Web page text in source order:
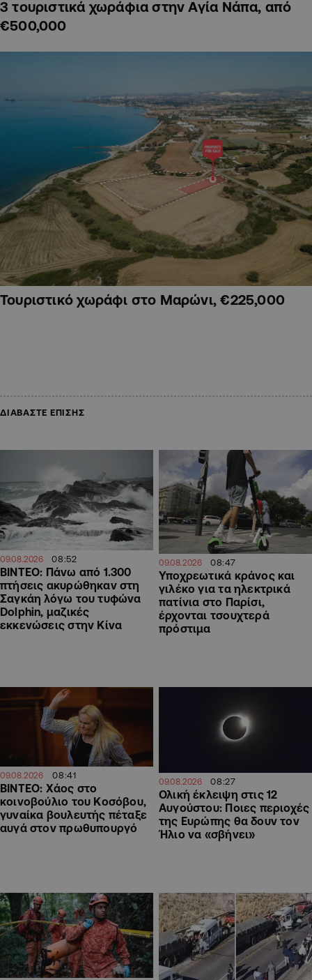
3 τουριστικά χωράφια στην Αγία Νάπα, από
€500,000
Τουριστικό χωράφι στο Μαρώνι, €225,000
ΔΙΑΒΑΣΤΕ ΕΠΙΣΗΣ
09.08.2026 08:52
ΒΙΝΤΕΟ: Πάνω από 1.300
πτήσεις ακυρώθηκαν στη
Σαγκάη λόγω του τυφώνα
Dolphin, μαζικές
εκκενώσεις στην Κίνα
09.08.2026 08:47
Υποχρεωτικά κράνος και
γιλέκο για τα ηλεκτρικά
πατίνια στο Παρίσι,
έρχονται τσουχτερά
πρόστιμα
09.08.2026 08:41
ΒΙΝΤΕΟ: Χάος στο
κοινοβούλιο του Κοσόβου,
γυναίκα βουλευτής πέταξε
αυγά στον πρωθυπουργό
09.08.2026 08:27
Ολική έκλειψη στις 12
Αυγούστου: Ποιες περιοχές
της Ευρώπης θα δουν τον
Ήλιο να «σβήνει»